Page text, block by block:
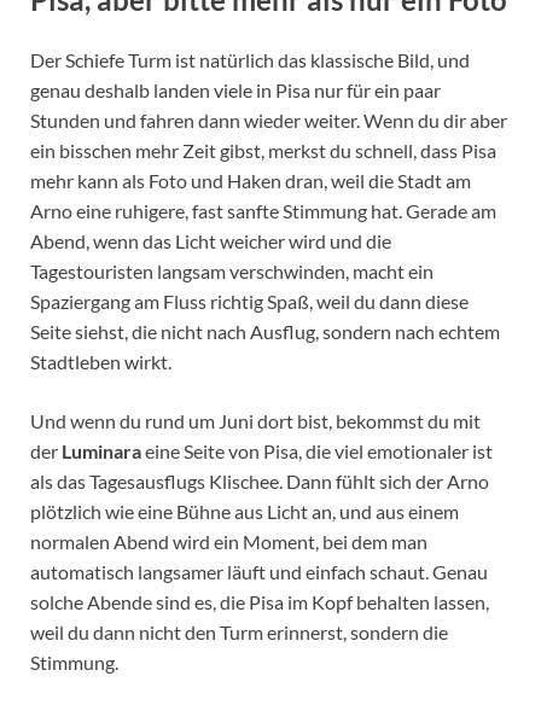
Der Schiefe Turm ist natürlich das klassische Bild, und
genau deshalb landen viele in Pisa nur für ein paar
Stunden und fahren dann wieder weiter. Wenn du dir aber
ein bisschen mehr Zeit gibst, merkst du schnell, dass Pisa
mehr kann als Foto und Haken dran, weil die Stadt am
Arno eine ruhigere, fast sanfte Stimmung hat. Gerade am
Abend, wenn das Licht weicher wird und die
Tagestouristen langsam verschwinden, macht ein
Spaziergang am Fluss richtig Spaß, weil du dann diese
Seite siehst, die nicht nach Ausflug, sondern nach echtem
Stadtleben wirkt.
Und wenn du rund um Juni dort bist, bekommst du mit
der Luminaraeine Seite von Pisa, die viel emotionaler ist
als das Tagesausflugs Klischee. Dann fühlt sich der Arno
plötzlich wie eine Bühne aus Licht an, und aus einem
normalen Abend wird ein Moment, bei dem man
automatisch langsamer läuft und einfach schaut. Genau
solche Abende sind es, die Pisa im Kopf behalten lassen,
weil du dann nicht den Turm erinnerst, sondern die
Stimmung.